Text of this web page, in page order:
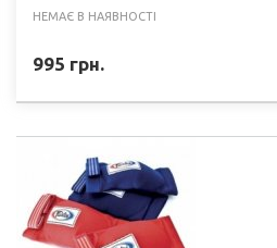
НЕМАЄ В НАЯВНОСТІ
995 грн.